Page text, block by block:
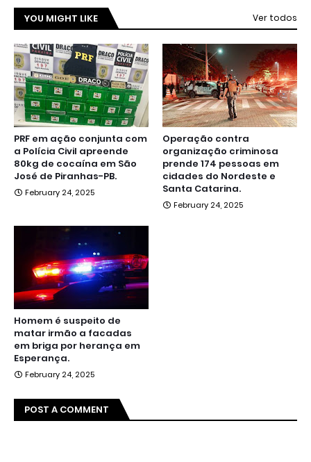
YOU MIGHT LIKE Ver todos
PRF em ação conjunta com
a Polícia Civil apreende
80kg de cocaína em São
José de Piranhas-PB.
February 24, 2025
Operação contra
organização criminosa
prende 174 pessoas em
cidades do Nordeste e
Santa Catarina.
February 24, 2025
Homem é suspeito de
matar irmão a facadas
em briga por herança em
Esperança.
February 24, 2025
POST A COMMENT